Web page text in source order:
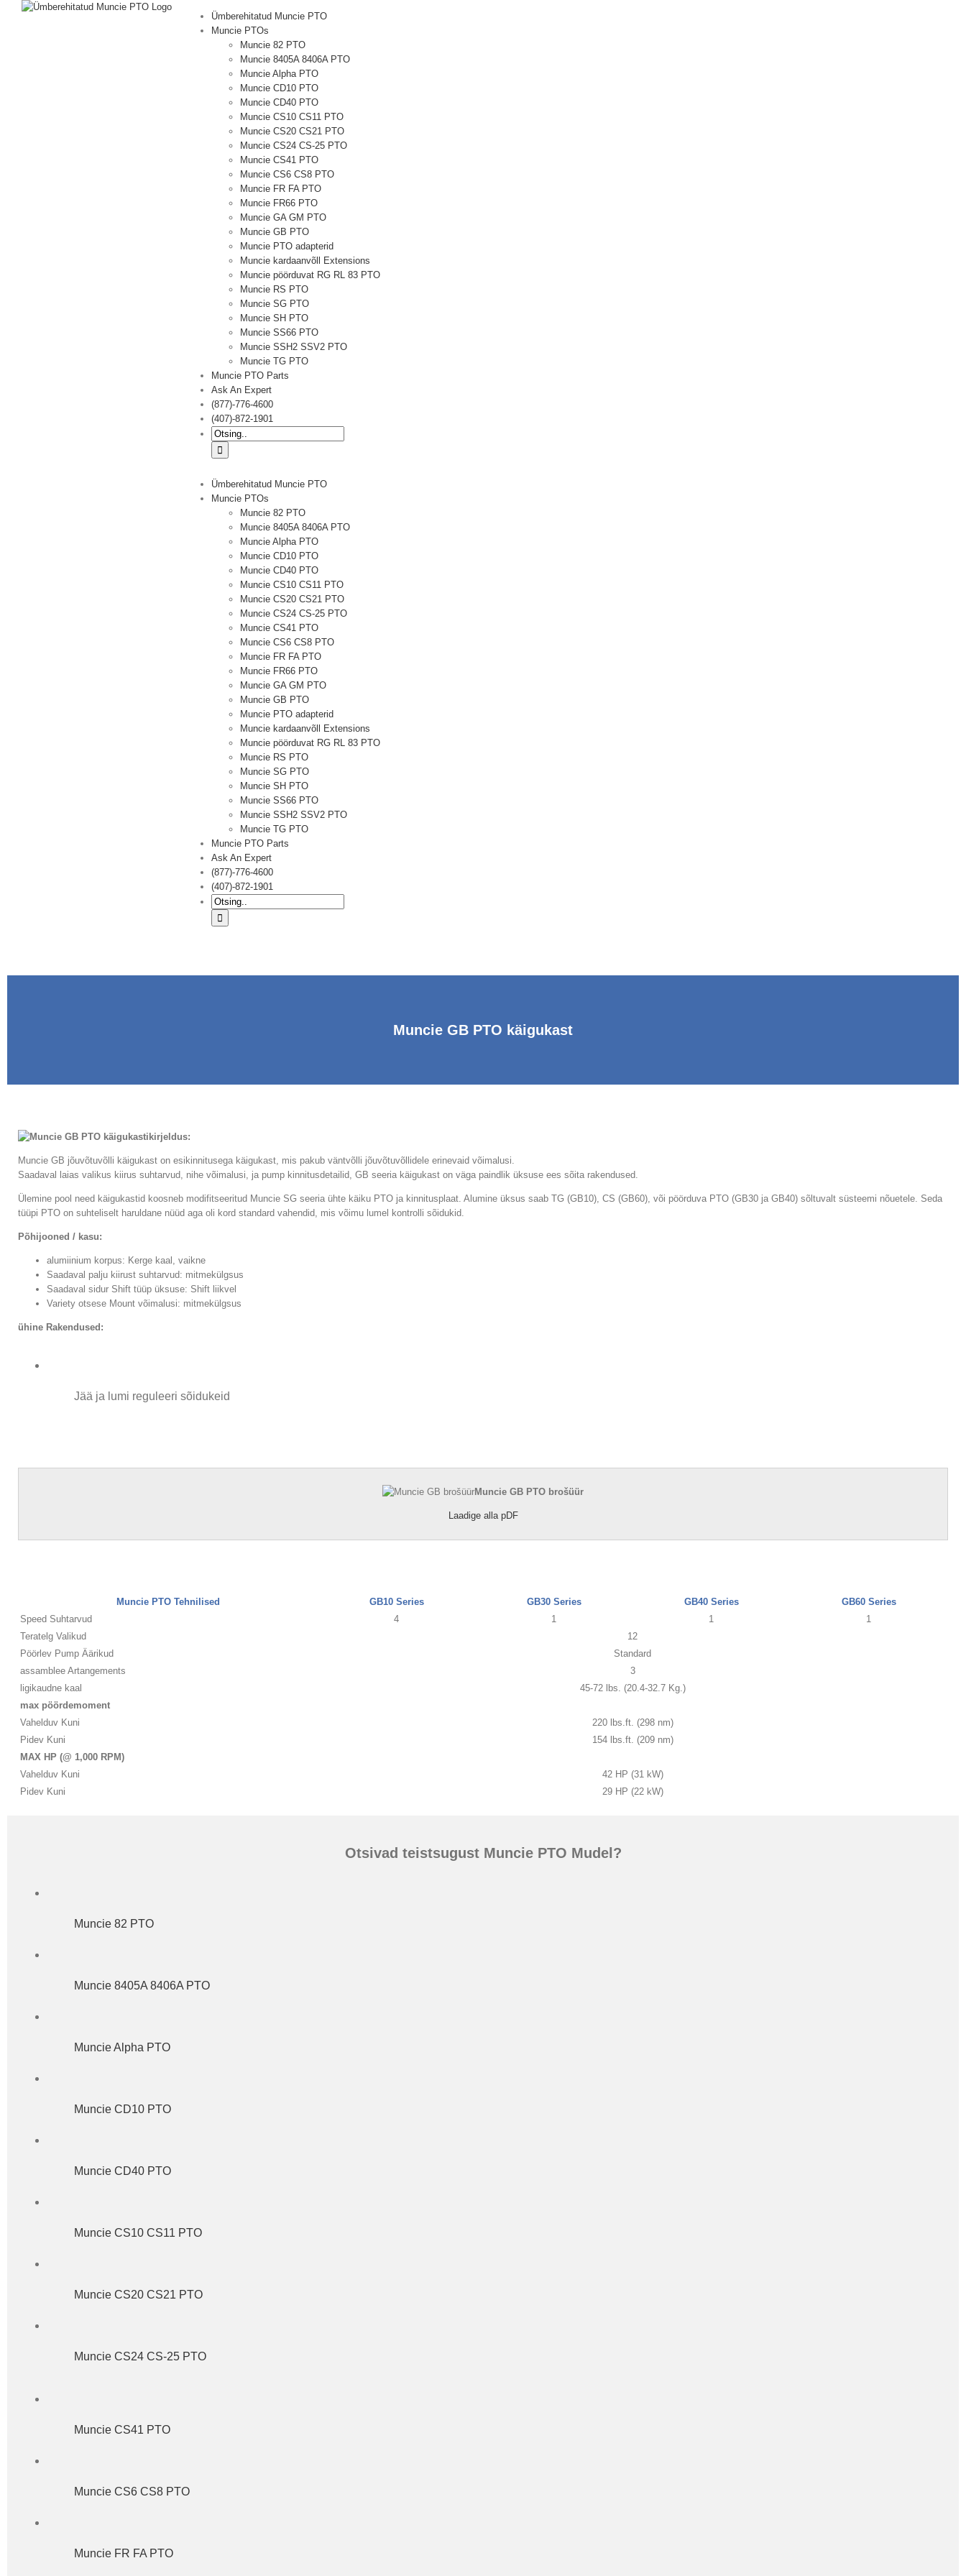
Ümberehitatud Muncie PTO
Muncie PTOs
Muncie 82 PTO
Muncie 8405A 8406A PTO
Muncie Alpha PTO
Muncie CD10 PTO
Muncie CD40 PTO
Muncie CS10 CS11 PTO
Muncie CS20 CS21 PTO
Muncie CS24 CS-25 PTO
Muncie CS41 PTO
Muncie CS6 CS8 PTO
Muncie FR FA PTO
Muncie FR66 PTO
Muncie GA GM PTO
Muncie GB PTO
Muncie PTO adapterid
Muncie kardaanvõll Extensions
Muncie pöörduvat RG RL 83 PTO
Muncie RS PTO
Muncie SG PTO
Muncie SH PTO
Muncie SS66 PTO
Muncie SSH2 SSV2 PTO
Muncie TG PTO
Muncie PTO Parts
Ask An Expert
(877)-776-4600
(407)-872-1901
Otsima:
Ümberehitatud Muncie PTO
Muncie PTOs
Muncie 82 PTO
Muncie 8405A 8406A PTO
Muncie Alpha PTO
Muncie CD10 PTO
Muncie CD40 PTO
Muncie CS10 CS11 PTO
Muncie CS20 CS21 PTO
Muncie CS24 CS-25 PTO
Muncie CS41 PTO
Muncie CS6 CS8 PTO
Muncie FR FA PTO
Muncie FR66 PTO
Muncie GA GM PTO
Muncie GB PTO
Muncie PTO adapterid
Muncie kardaanvõll Extensions
Muncie pöörduvat RG RL 83 PTO
Muncie RS PTO
Muncie SG PTO
Muncie SH PTO
Muncie SS66 PTO
Muncie SSH2 SSV2 PTO
Muncie TG PTO
Muncie PTO Parts
Ask An Expert
(877)-776-4600
(407)-872-1901
Otsima:
Muncie GB PTO käigukast
kirjeldus:
Muncie GB jõuvõtuvõlli käigukast on esikinnitusega käigukast, mis pakub väntvõlli jõuvõtuvõllidele erinevaid võimalusi.
Saadaval laias valikus kiirus suhtarvud, nihe võimalusi, ja pump kinnitusdetailid, GB seeria käigukast on väga paindlik üksuse ees sõita rakendused.
Ülemine pool need käigukastid koosneb modifitseeritud Muncie SG seeria ühte käiku PTO ja kinnitusplaat. Alumine üksus saab TG (GB10), CS (GB60), või pöörduva PTO (GB30 ja GB40) sõltuvalt süsteemi nõuetele. Seda
tüüpi PTO on suhteliselt haruldane nüüd aga oli kord standard vahendid, mis võimu lumel kontrolli sõidukid.
Põhijooned / kasu:
alumiinium korpus: Kerge kaal, vaikne
Saadaval palju kiirust suhtarvud: mitmekülgsus
Saadaval sidur Shift tüüp üksuse: Shift liikvel
Variety otsese Mount võimalusi: mitmekülgsus
ühine Rakendused:
Jää ja lumi reguleeri sõidukeid
Muncie GB PTO brošüür
Laadige alla pDF
Muncie PTO Tehnilised GB10 Series GB30 Series GB40 Series
GB60 Series
Speed ​​Suhtarvud
4 1 1
1
Teratelg Valikud
12
Pöörlev Pump Äärikud
Standard
assamblee Artangements
3
ligikaudne kaal
45-72 lbs. (20.4-32.7 Kg.)
max pöördemoment
Vahelduv Kuni
220 lbs.ft. (298 nm)
Pidev Kuni
154 lbs.ft. (209 nm)
MAX HP (@ 1,000 RPM)
Vahelduv Kuni
42 HP (31 kW)
Pidev Kuni
29 HP (22 kW)
Otsivad teistsugust Muncie PTO Mudel?
Muncie 82 PTO
Muncie 8405A 8406A PTO
Muncie Alpha PTO
Muncie CD10 PTO
Muncie CD40 PTO
Muncie CS10 CS11 PTO
Muncie CS20 CS21 PTO
Muncie CS24 CS-25 PTO
Muncie CS41 PTO
Muncie CS6 CS8 PTO
Muncie FR FA PTO